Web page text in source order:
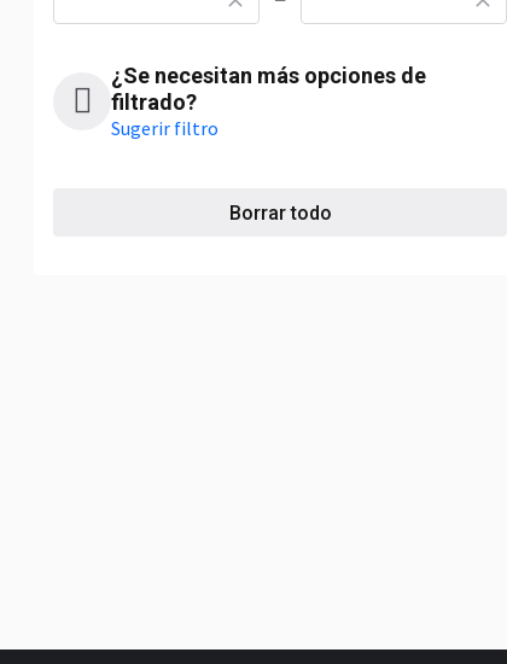
¿Se necesitan más opciones de
filtrado?
Sugerir filtro
Borrar todo